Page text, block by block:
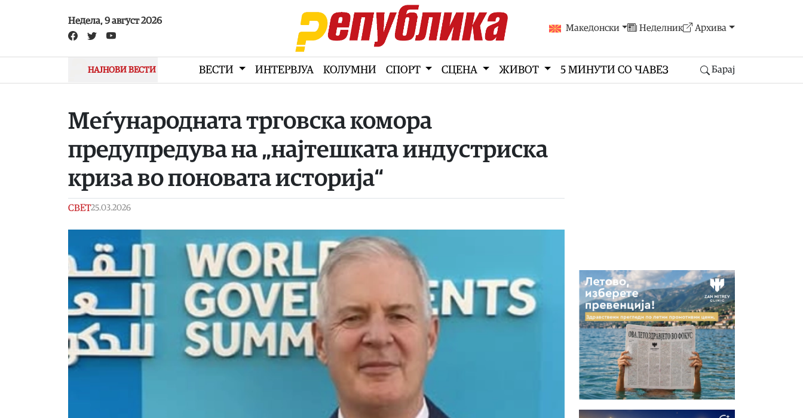
Недела, 9 август 2026
Македонски Неделник Архива
НАЈНОВИ ВЕСТИ ВЕСТИ ИНТЕРВЈУА КОЛУМНИ СПОРТ СЦЕНА ЖИВОТ 5 МИНУТИ СО ЧАВЕЗ Барај
Меѓународната трговска комора
предупредува на „најтешката индустриска
криза во поновата историја“
СВЕТ25.03.2026